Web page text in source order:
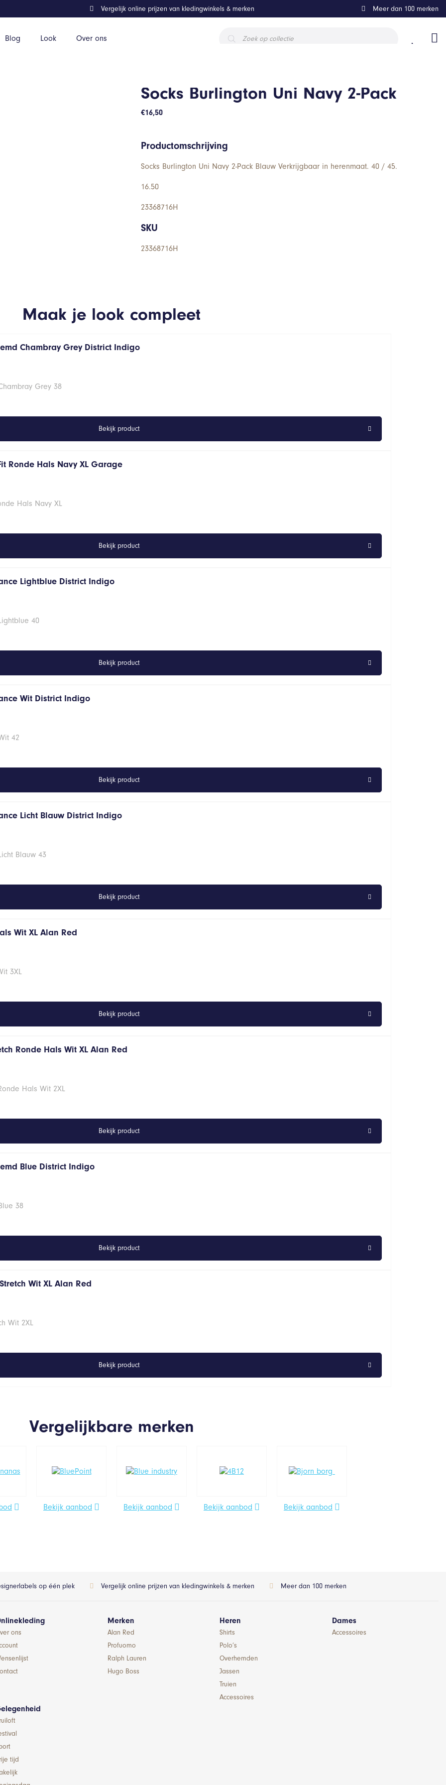
Blog Look Over ons
zoeken
Vergelijk online prijzen van kledingwinkels & merken Meer dan 100 merken
Socks Burlington Uni Navy 2-Pack
€16,50
Productomschrijving
Socks Burlington Uni Navy 2-Pack Blauw Verkrijgbaar in herenmaat. 40 / 45.
16.50
23368716H
SKU
23368716H
Maak je look compleet
Chambray Grey District Indigo
Grey 38
Bekijk product
Ronde Hals Navy XL Garage
Hals Navy XL
Bekijk product
Lightblue District Indigo
40
Bekijk product
Wit District Indigo
42
Bekijk product
Licht Blauw District Indigo
Blauw 43
Bekijk product
Wit XL Alan Red
3XL
Bekijk product
Ronde Hals Wit XL Alan Red
Hals Wit 2XL
Bekijk product
Blue District Indigo
38
Bekijk product
Wit XL Alan Red
Wit 2XL
Bekijk product
Vergelijkbare merken
Bekijk aanbod Bekijk aanbod Bekijk aanbod Bekijk aanbod
op één plek Vergelijk online prijzen van kledingwinkels & merken Meer dan 100 merken
ons
Merken
Alan Red
Profuomo
Ralph Lauren
Hugo Boss
Heren
Shirts
Polo’s
Overhemden
Jassen
Truien
Accessoires
Dames
Accessoires
tijd